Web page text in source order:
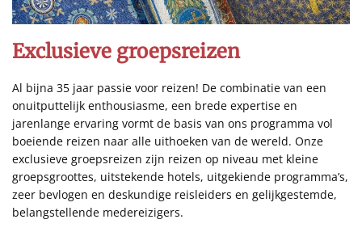
Exclusieve groepsreizen
Al bijna 35 jaar passie voor reizen! De combinatie van een
onuitputtelijk enthousiasme, een brede expertise en
jarenlange ervaring vormt de basis van ons programma vol
boeiende reizen naar alle uithoeken van de wereld. Onze
exclusieve groepsreizen zijn reizen op niveau met kleine
groepsgroottes, uitstekende hotels, uitgekiende programma’s,
zeer bevlogen en deskundige reisleiders en gelijkgestemde,
belangstellende medereizigers.